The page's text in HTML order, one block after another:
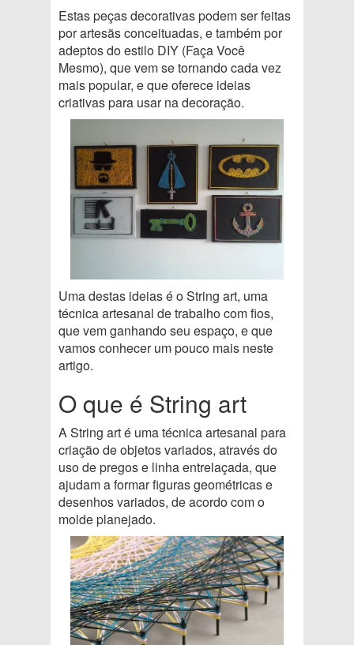
Estas peças decorativas podem ser feitas
por artesãs conceituadas, e também por
adeptos do estilo DIY (Faça Você
Mesmo), que vem se tornando cada vez
mais popular, e que oferece ideias
criativas para usar na decoração.
Uma destas ideias é o String art, uma
técnica artesanal de trabalho com fios,
que vem ganhando seu espaço, e que
vamos conhecer um pouco mais neste
artigo.
O que é String art
A String art é uma técnica artesanal para
criação de objetos variados, através do
uso de pregos e linha entrelaçada, que
ajudam a formar figuras geométricas e
desenhos variados, de acordo com o
molde planejado.